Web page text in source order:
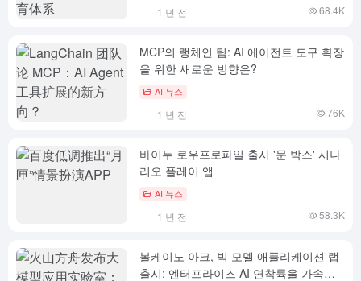
1 년 전 68.4K
MCP의 랭체인 팀: AI 에이전트 도구 확장
을 위한 새로운 방향은?
AI 뉴스
1 년 전 76K
바이두 로우프로파일 출시 '문 박스' 시나
리오 플레이 앱
AI 뉴스
1 년 전 58.3K
볼케이노 아크, 빅 모델 애플리케이션 랩
출시: 엔터프라이즈 AI 연착륙을 가속화